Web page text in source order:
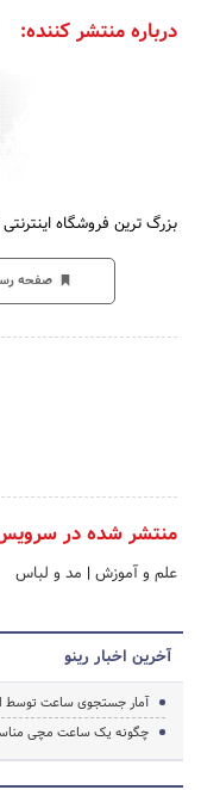
درباره منتشر کننده:
بزرگ ترین فروشگاه
صفحه
منتشر شده در
علم و آموزش | مد و لباس
آخرین اخبار رینو
آمار جستجوی ساعت توسط
چگونه یک ساعت مچی